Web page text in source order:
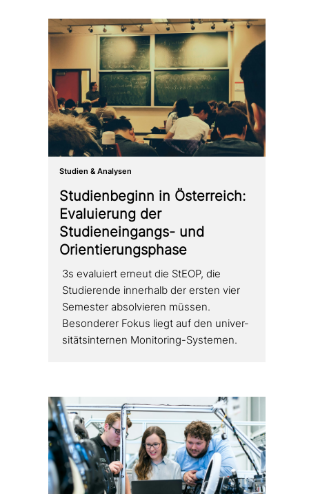
Studien & Analysen
Studienbeginn in Österreich:
Evaluierung der
Studieneingangs- und
Orientierungsphase
3s evaluiert erneut die StEOP, die
Studierende innerhalb der ersten vier
Semester absol­vie­ren müssen.
Besonderer Fokus liegt auf den uni­ver­
si­täts­in­ter­nen Monitoring-Systemen.